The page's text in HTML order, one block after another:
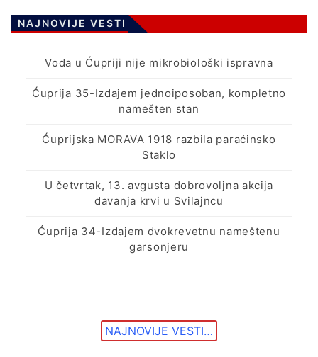
NAJNOVIJE VESTI
Voda u Ćupriji nije mikrobiološki ispravna
Ćuprija 35-Izdajem jednoiposoban, kompletno
namešten stan
Ćuprijska MORAVA 1918 razbila paraćinsko
Staklo
U četvrtak, 13. avgusta dobrovoljna akcija
davanja krvi u Svilajncu
Ćuprija 34-Izdajem dvokrevetnu nameštenu
garsonjeru
NAJNOVIJE VESTI…